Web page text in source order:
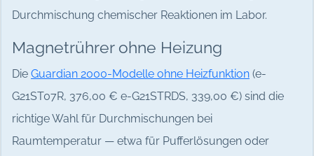
Durchmischung chemischer Reaktionen im Labor.
Magnetrührer ohne Heizung
Die Guardian 2000-Modelle ohne Heizfunktion (e-
G21ST07R, 376,00 € e-G21STRDS, 339,00 €) sind die
richtige Wahl für Durchmischungen bei
Raumtemperatur — etwa für Pufferlösungen oder